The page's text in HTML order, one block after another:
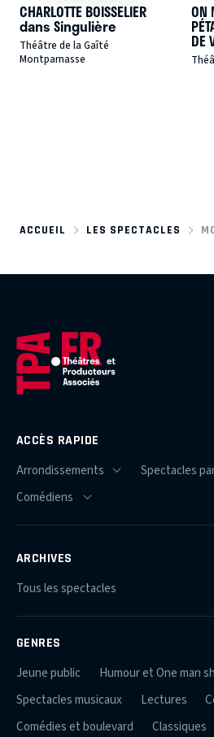
CHARLOTTE BOISSELIER
dans Singulière
Théâtre de la Gaîté
Montparnasse
ON
DE
ACCUEIL LES SPECTACLES
ACCÈS RAPIDE
ARCHIVES
Tous les spectacles
GENRES
Jeune public
Humour et One man
Spectacles musicaux
Lectures
Comédies et boulevard
Classiques